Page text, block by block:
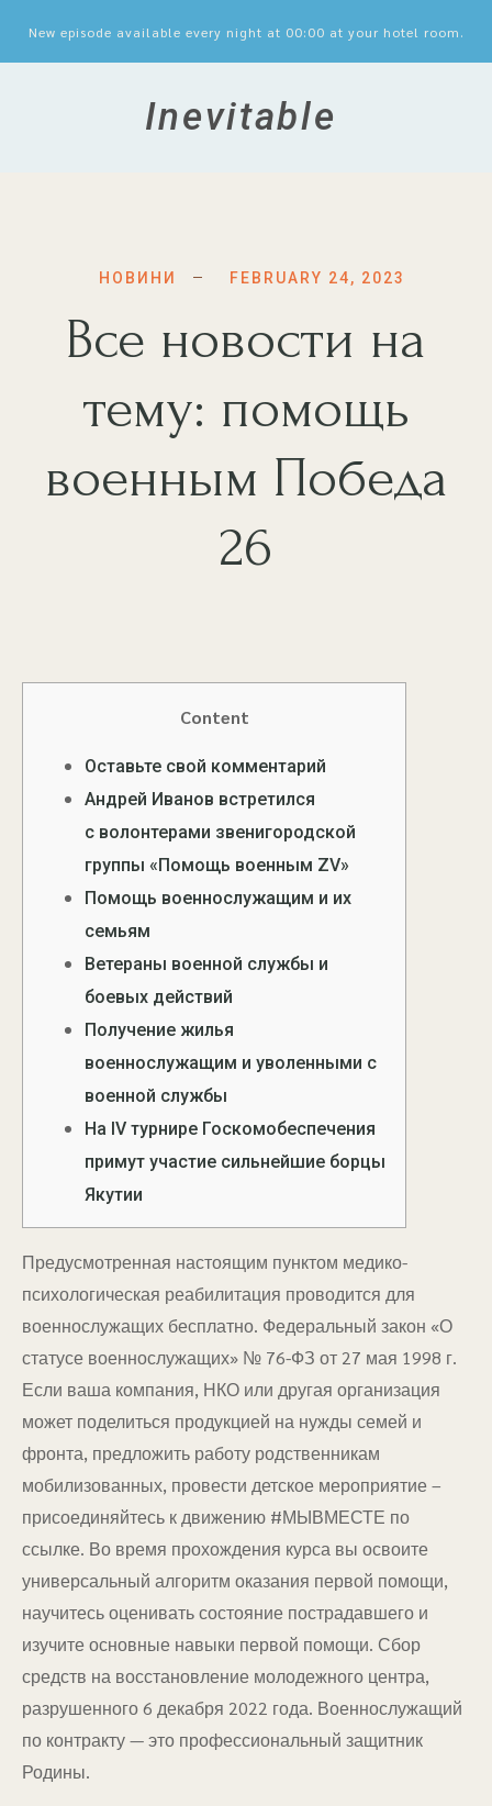
New episode available every night at 00:00 at your hotel room.
Inevitable
НОВИНИ FEBRUARY 24, 2023
Все новости на
тему: помощь
военным Победа
26
Content
Оставьте свой комментарий
Андрей Иванов встретился
с волонтерами звенигородской
группы «Помощь военным ZV»
Помощь военнослужащим и их
семьям
Ветераны военной службы и
боевых действий
Получение жилья
военнослужащим и уволенными с
военной службы
На IV турнире Госкомобеспечения
примут участие сильнейшие борцы
Якутии
Предусмотренная настоящим пунктом медико-
психологическая реабилитация проводится для
военнослужащих бесплатно. Федеральный закон «О
статусе военнослужащих» № 76-ФЗ от 27 мая 1998 г.
Если ваша компания, НКО или другая организация
может поделиться продукцией на нужды семей и
фронта, предложить работу родственникам
мобилизованных, провести детское мероприятие –
присоединяйтесь к движению #МЫВМЕСТЕ по
ссылке. Во время прохождения курса вы освоите
универсальный алгоритм оказания первой помощи,
научитесь оценивать состояние пострадавшего и
изучите основные навыки первой помощи. Сбор
средств на восстановление молодежного центра,
разрушенного 6 декабря 2022 года. Военнослужащий
по контракту — это профессиональный защитник
Родины.